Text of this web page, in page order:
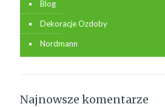
Blog
Dekoracje Ozdoby
Nordmann
Najnowsze komentarze